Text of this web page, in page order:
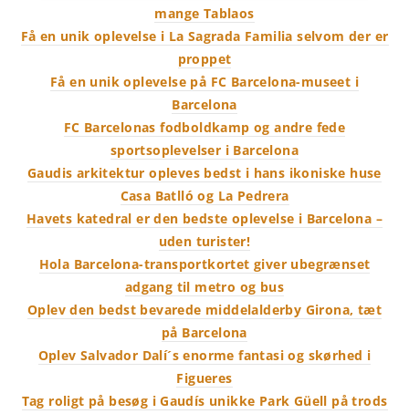
mange Tablaos
Få en unik oplevelse i La Sagrada Familia selvom der er
proppet
Få en unik oplevelse på FC Barcelona-museet i
Barcelona
FC Barcelonas fodboldkamp og andre fede
sportsoplevelser i Barcelona
Gaudis arkitektur opleves bedst i hans ikoniske huse
Casa Batlló og La Pedrera
Havets katedral er den bedste oplevelse i Barcelona –
uden turister!
Hola Barcelona-transportkortet giver ubegrænset
adgang til metro og bus
Oplev den bedst bevarede middelalderby Girona, tæt
på Barcelona
Oplev Salvador Dalí´s enorme fantasi og skørhed i
Figueres
Tag roligt på besøg i Gaudís unikke Park Güell på trods